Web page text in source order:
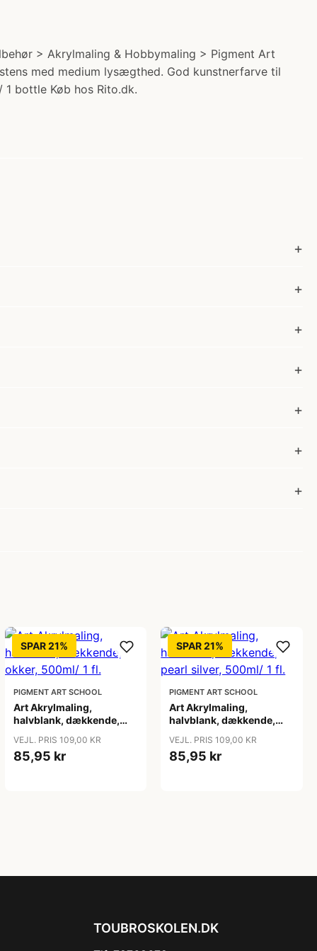
> Akrylmaling & Hobbymaling > Pigment Art
med medium lysægthed. God kunstnerfarve til
bottle Køb hos Rito.dk.
SPAR 21%
PIGMENT ART SCHOOL
Art Akrylmaling,
halvblank, dækkende,
VEJL. PRIS 109,00 KR
85,95 kr
SPAR 21%
PIGMENT ART SCHOOL
Art Akrylmaling,
halvblank, dækkende,
VEJL. PRIS 109,00 KR
85,95 kr
TOUBROSKOLEN.DK